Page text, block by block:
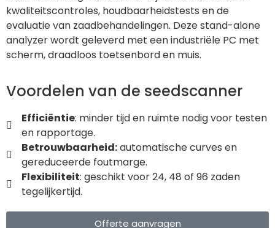
kwaliteitscontroles, houdbaarheidstests en de
evaluatie van zaadbehandelingen. Deze stand-alone
analyzer wordt geleverd met een industriële PC met
scherm, draadloos toetsenbord en muis.
Voordelen van de seedscanner
Efficiëntie: minder tijd en ruimte nodig voor testen
en rapportage.
Betrouwbaarheid:automatische curves en
gereduceerde foutmarge.
Flexibiliteit: geschikt voor 24, 48 of 96 zaden
tegelijkertijd.
Offerte aanvragen